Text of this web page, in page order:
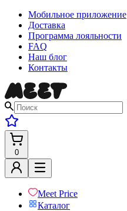
Мобильное приложение
Доставка
Программа лояльности
FAQ
Наш блог
Контакты
0
Meet Price
Каталог